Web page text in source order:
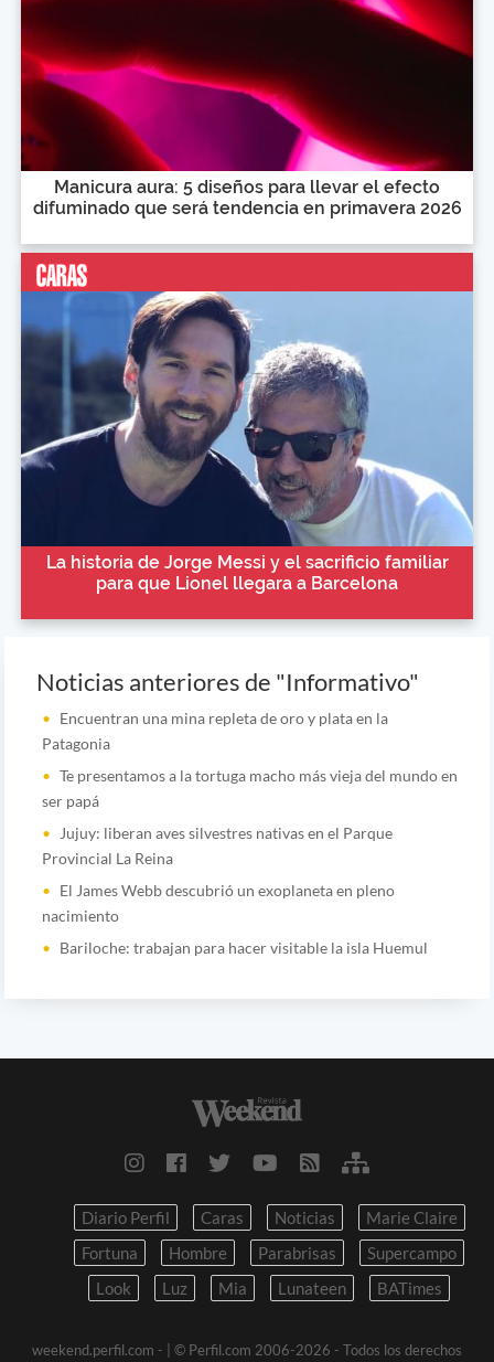
Manicura aura: 5 diseños para llevar el efecto
difuminado que será tendencia en primavera 2026
La historia de Jorge Messi y el sacrificio familiar
para que Lionel llegara a Barcelona
Noticias anteriores de "Informativo"
Encuentran una mina repleta de oro y plata en la
Patagonia
Te presentamos a la tortuga macho más vieja del mundo en
ser papá
Jujuy: liberan aves silvestres nativas en el Parque
Provincial La Reina
El James Webb descubrió un exoplaneta en pleno
nacimiento
Bariloche: trabajan para hacer visitable la isla Huemul
Diario Perfil Caras Noticias
Marie Claire
Fortuna
Hombre Parabrisas
Supercampo
Look
Luz Mia Lunateen BATimes
weekend.perfil.com - | © Perfil.com 2006-2026 - Todos los derechos